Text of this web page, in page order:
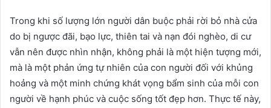
Trong khi số lượng lớn người dân buộc phải rời bỏ nhà cửa
do bị ngược đãi, bạo lực, thiên tai và nạn đói nghèo, di cư
vẫn nên được nhìn nhận, không phải là một hiện tượng mới,
mà là một phản ứng tự nhiên của con người đối với khủng
hoảng và một minh chứng khát vọng bẩm sinh của mỗi con
người về hạnh phúc và cuộc sống tốt đẹp hơn. Thực tế này,